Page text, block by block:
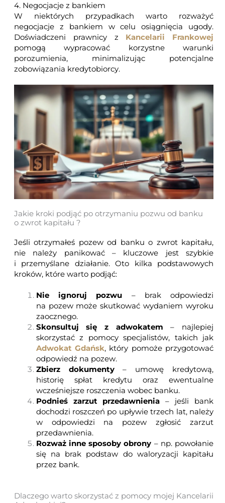
4. Negocjacje z bankiem
W niektórych przypadkach warto rozważyć
negocjacje z bankiem w celu osiągnięcia ugody.
Doświadczeni prawnicy z Kancelarii Frankowej
pomogą wypracować korzystne warunki
porozumienia, minimalizując potencjalne
zobowiązania kredytobiorcy.
Jakie kroki podjąć po otrzymaniu pozwu od banku
o zwrot kapitału ?
Jeśli otrzymałeś pozew od banku o zwrot kapitału,
nie należy panikować – kluczowe jest szybkie
i przemyślane działanie. Oto kilka podstawowych
kroków, które warto podjąć:
Nie ignoruj pozwu – brak odpowiedzi
na pozew może skutkować wydaniem wyroku
zaocznego.
Skonsultuj się z adwokatem – najlepiej
skorzystać z pomocy specjalistów, takich jak
Adwokat Gdańsk, który pomoże przygotować
odpowiedź na pozew.
Zbierz dokumenty– umowę kredytową,
historię spłat kredytu oraz ewentualne
wcześniejsze roszczenia wobec banku.
Podnieś zarzut przedawnienia – jeśli bank
dochodzi roszczeń po upływie trzech lat, należy
w odpowiedzi na pozew zgłosić zarzut
przedawnienia.
Rozważ inne sposoby obrony – np. powołanie
się na brak podstaw do waloryzacji kapitału
przez bank.
Dlaczego warto skorzystać z pomocy mojej Kancelarii